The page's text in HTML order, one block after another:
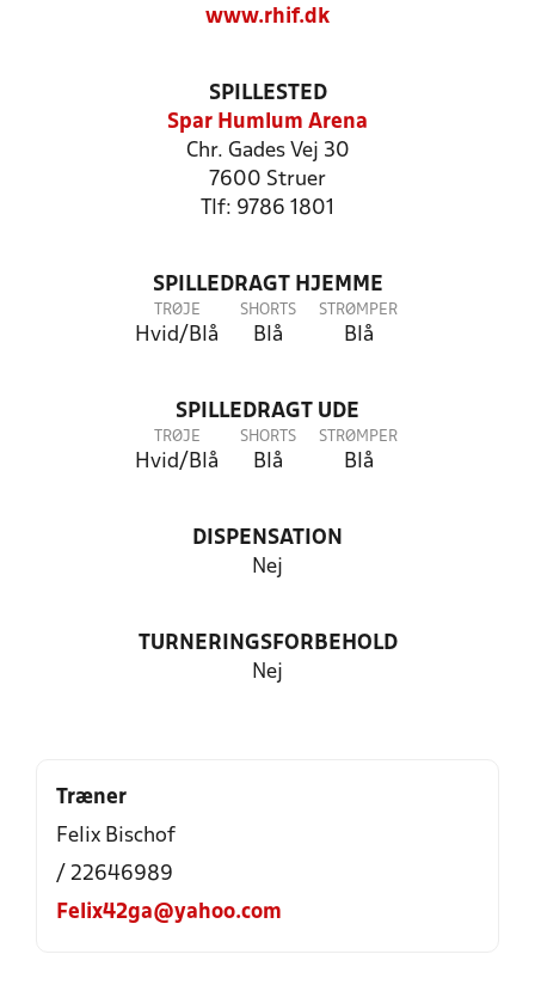
www.rhif.dk
SPILLESTED
Spar Humlum Arena
Chr. Gades Vej 30
7600 Struer
Tlf: 9786 1801
SPILLEDRAGT HJEMME
TRØJE
Hvid/Blå
SHORTS
Blå
STRØMPER
Blå
SPILLEDRAGT UDE
TRØJE
Hvid/Blå
SHORTS
Blå
STRØMPER
Blå
DISPENSATION
Nej
TURNERINGSFORBEHOLD
Nej
Træner
Felix Bischof
/ 22646989
Felix42ga@yahoo.com